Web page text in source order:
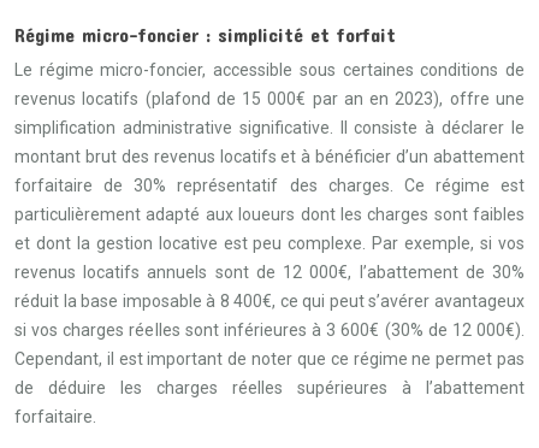
Régime micro-foncier : simplicité et forfait
Le régime micro-foncier, accessible sous certaines conditions de
revenus locatifs (plafond de 15 000€ par an en 2023), offre une
simplification administrative significative. Il consiste à déclarer le
montant brut des revenus locatifs et à bénéficier d’un abattement
forfaitaire de 30% représentatif des charges. Ce régime est
particulièrement adapté aux loueurs dont les charges sont faibles
et dont la gestion locative est peu complexe. Par exemple, si vos
revenus locatifs annuels sont de 12 000€, l’abattement de 30%
réduit la base imposable à 8 400€, ce qui peut s’avérer avantageux
si vos charges réelles sont inférieures à 3 600€ (30% de 12 000€).
Cependant, il est important de noter que ce régime ne permet pas
de déduire les charges réelles supérieures à l’abattement
forfaitaire.